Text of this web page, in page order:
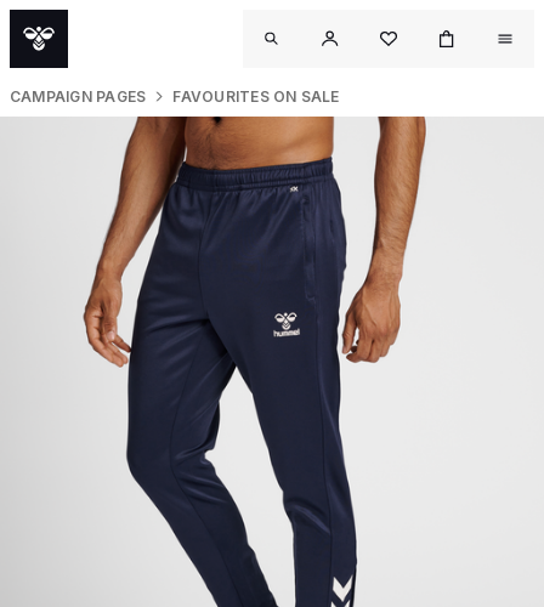
CAMPAIGN PAGES FAVOURITES ON SALE